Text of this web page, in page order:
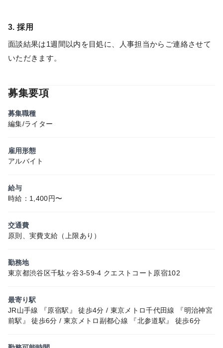
3. 採用
面談結果は1週間以内を目処に、人事担当からご連絡させて
いただきます。
募集要項
募集職種
編集/ライター
雇用形態
アルバイト
給与
時給：1,400円〜
交通費
原則、実費支給（上限あり）
勤務地
東京都渋谷区千駄ヶ谷3-59-4 クエストコート原宿102
最寄り駅
JR山手線 『原宿駅』 徒歩4分 / 東京メトロ千代田線 『明治神宮
前駅』 徒歩6分 / 東京メトロ副都心線 『北参道駅』 徒歩6分